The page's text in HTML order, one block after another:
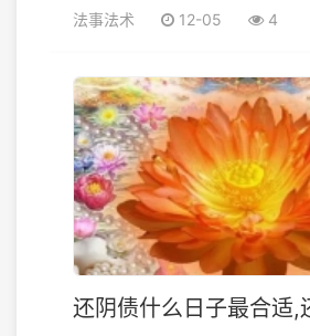
法事法术 12-05 4
还阴债什么日子最合适,